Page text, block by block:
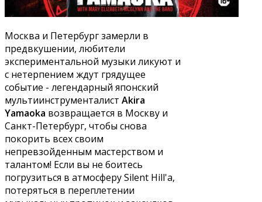
Москва и Петербург замерли в
предвкушении, любители
экспериментальной музыки ликуют и
с нетерпением ждут грядущее
событие - легендарный японский
мультиинструменталист Akira
Yamaoka возвращается в Москву и
Санкт-Петербург, чтобы снова
покорить всех своим
непревзойденным мастерством и
талантом! Если вы не боитесь
погрузиться в атмосферу Silent Hill'а,
потеряться в переплетении